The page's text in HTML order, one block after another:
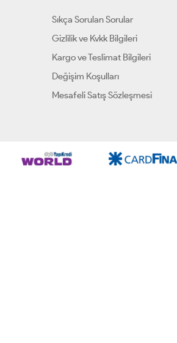
Sıkça Sorulan Sorular
Gizlilik ve Kvkk Bilgileri
Kargo ve Teslimat Bilgileri
Değişim Koşulları
Mesafeli Satış Sözleşmesi